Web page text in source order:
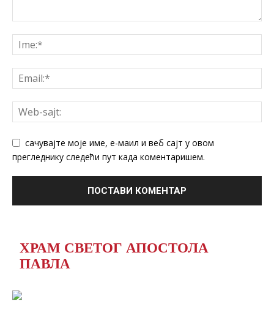
сачувајте моје име, е-маил и веб сајт у овом
прегледнику следећи пут када коментаришем.
ХРАМ СВЕТОГ АПОСТОЛА
ПАВЛА